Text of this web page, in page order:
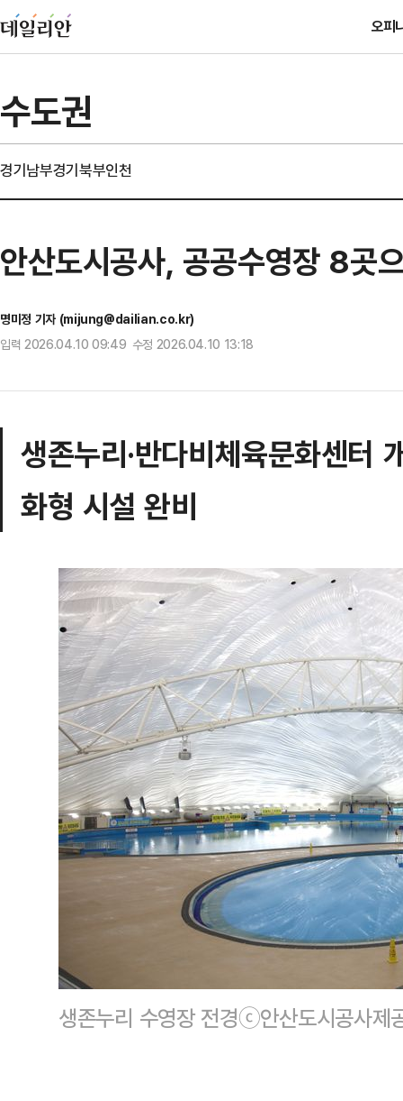
오피
수도권
경기남부경기북부인천
안산도시공사, 공공수영장 8곳
명미정 기자 (mijung@dailian.co.kr)
입력 2026.04.10 09:49 수정 2026.04.10 13:18
생존누리·반다비체육문화센터
화형 시설 완비
생존누리 수영장 전경ⓒ안산도시공사제